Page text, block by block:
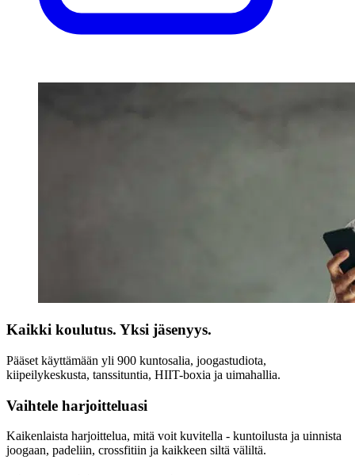
Kaikki koulutus. Yksi jäsenyys.
Pääset käyttämään yli 900 kuntosalia, joogastudiota,
kiipeilykeskusta, tanssituntia, HIIT-boxia ja uimahallia.
Vaihtele harjoitteluasi
Kaikenlaista harjoittelua, mitä voit kuvitella - kuntoilusta ja uinnista
joogaan, padeliin, crossfitiin ja kaikkeen siltä väliltä.